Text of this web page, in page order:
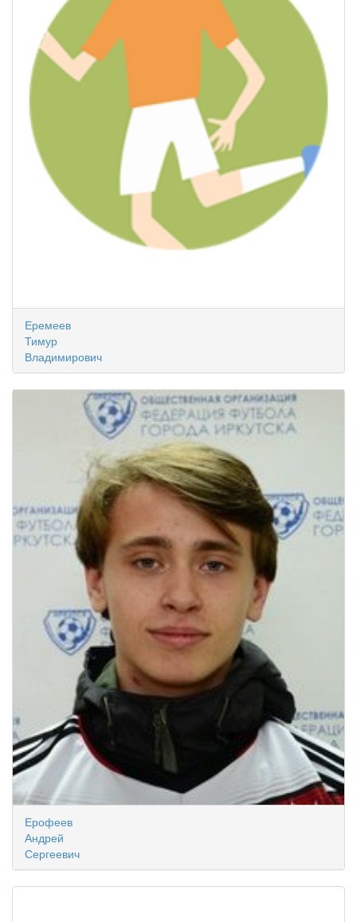
Еремеев
Тимур
Владимирович
Ерофеев
Андрей
Сергеевич